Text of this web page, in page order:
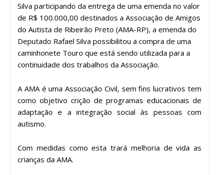
Silva participando da entrega de uma emenda no valor
de R$ 100.000,00 destinados a Associação de Amigos
do Autista de Ribeirão Preto (AMA-RP), a emenda do
Deputado Rafael Silva possibilitou a compra de uma
caminhonete Touro que está sendo utilizada para a
continuidade dos trabalhos da Associação.
A AMA é uma Associação Civil, sem fins lucrativos tem
como objetivo crição de programas educacionais de
adaptação e a integração social às pessoas com
autismo.
Com medidas como esta trará melhoria de vida as
crianças da AMA.